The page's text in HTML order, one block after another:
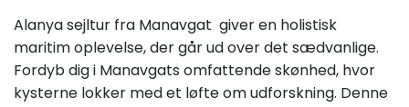
Alanya sejltur fra Manavgat giver en holistisk
maritim oplevelse, der går ud over det sædvanlige.
Fordyb dig i Manavgats omfattende skønhed, hvor
kysterne lokker med et løfte om udforskning. Denne